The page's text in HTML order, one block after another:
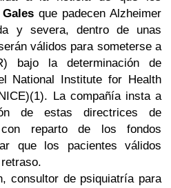
Gales que padecen Alzheimer
y severa, dentro de unas
válidos para someterse a
bajo la determinación de
National Institute for Health
La compañía insta a
de estas directrices de
con reparto de los fondos
que los pacientes válidos
consultor de psiquiatría para